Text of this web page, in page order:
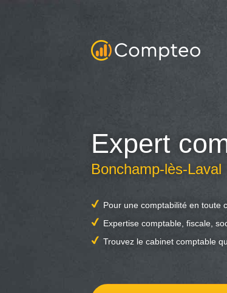
Expert
Bonchamp-lès-Laval
Pour une comptabilité en toute
Expertise comptable, fiscale,
Trouvez le cabinet comptable